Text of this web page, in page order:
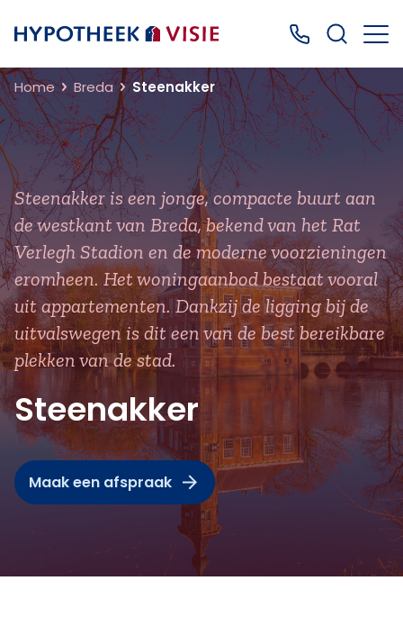
Terug naar home Bel ons: 0499
Home Breda Steenakker
Steenakker is een jonge, compacte buurt aan
de westkant van Breda, bekend van het Rat
Verlegh Stadion en de moderne voorzieningen
eromheen. Het woningaanbod bestaat vooral
uit appartementen. Dankzij de ligging bij de
uitvalswegen is dit een van de best bereikbare
plekken van de stad.
Steenakker
Maak een afspraak